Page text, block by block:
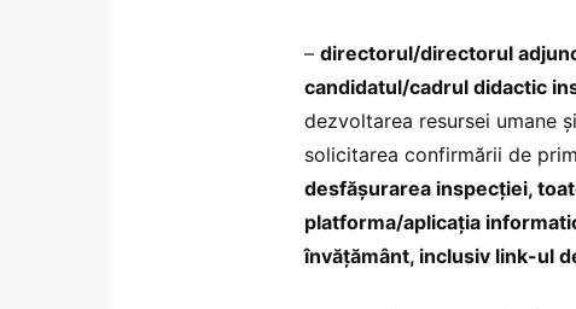
– directorul/directorul
candidatul/cadrul didactic
dezvoltarea resursei umane
solicitarea confirmării de
desfăşurarea inspecției,
platforma/aplicația
învăţământ, inclusiv link-ul